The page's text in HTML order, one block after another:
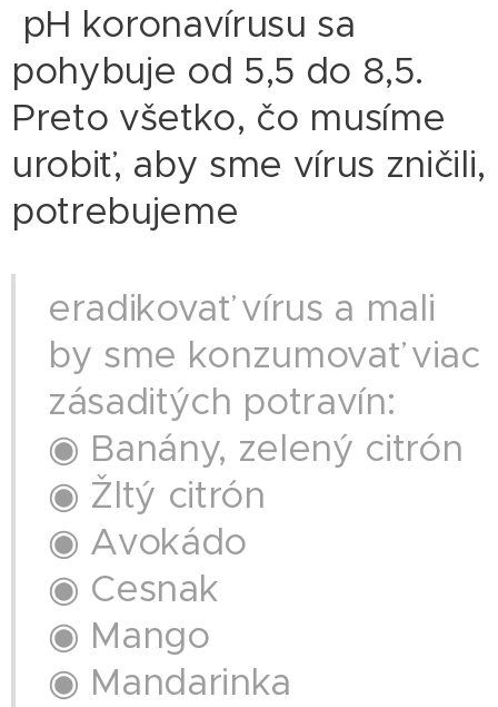
pH koronavírusu sa
pohybuje od 5,5 do 8,5.
Preto všetko, čo musíme
urobiť, aby sme vírus zničili,
potrebujeme
eradikovať vírus a mali
by sme konzumovať viac
zásaditých potravín:
◉ Banány, zelený citrón
◉ Žltý citrón
◉ Avokádo
◉ Cesnak
◉ Mango
◉ Mandarinka